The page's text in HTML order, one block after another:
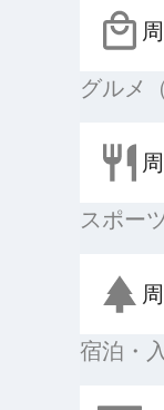
グルメ
スポー
宿泊・